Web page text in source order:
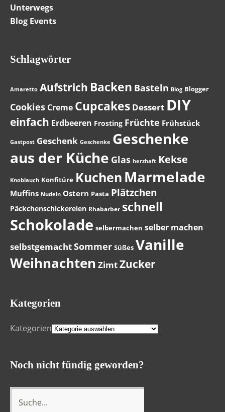
Unterwegs
Blog Events
Schlagwörter
Amaretto Aufstrich Backen Basteln Blog Blogger
Cookies Creme Cupcakes Dessert DIY
einfach Erdbeeren Frosting Früchte Frühstück
Gastpost Geschenk Geschenke Geschenke
aus der Küche Glas herzhaft Kekse
Knoblauch Konfitüre Kuchen Marmelade
Muffins Nudeln Ostern Pasta Plätzchen
Päckchenschickereien Rhabarber schnell
Schokolade selbermachen selber machen
selbstgemachtSommer Süßes Vanille
Weihnachten ZimtZucker
Kategorien
Kategorien
Noch nicht fündig geworden?